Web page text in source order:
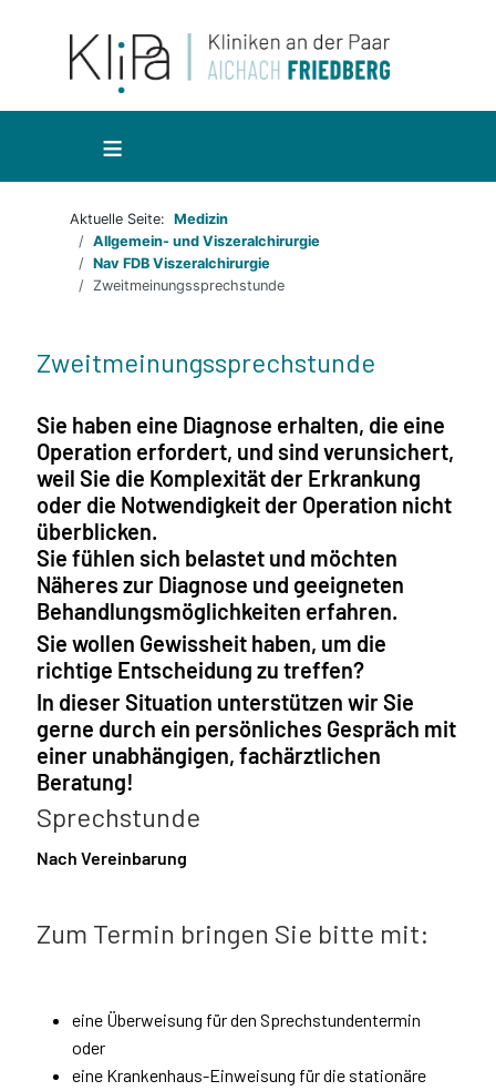
≡
Aktuelle Seite: Medizin
Allgemein- und Viszeralchirurgie
Nav FDB Viszeralchirurgie
Zweitmeinungssprechstunde
Zweitmeinungssprechstunde
Sie haben eine Diagnose erhalten, die eine
Operation erfordert, und sind verunsichert,
weil Sie die Komplexität der Erkrankung
oder die Notwendigkeit der Operation nicht
überblicken.
Sie fühlen sich belastet und möchten
Näheres zur Diagnose und geeigneten
Behandlungsmöglichkeiten erfahren.
Sie wollen Gewissheit haben, um die
richtige Entscheidung zu treffen?
In dieser Situation unterstützen wir Sie
gerne durch ein persönliches Gespräch mit
einer unabhängigen, fachärztlichen
Beratung!
Sprechstunde
Nach Vereinbarung
Zum Termin bringen Sie bitte mit:
eine Überweisung für den Sprechstundentermin
oder
eine Krankenhaus-Einweisung für die stationäre